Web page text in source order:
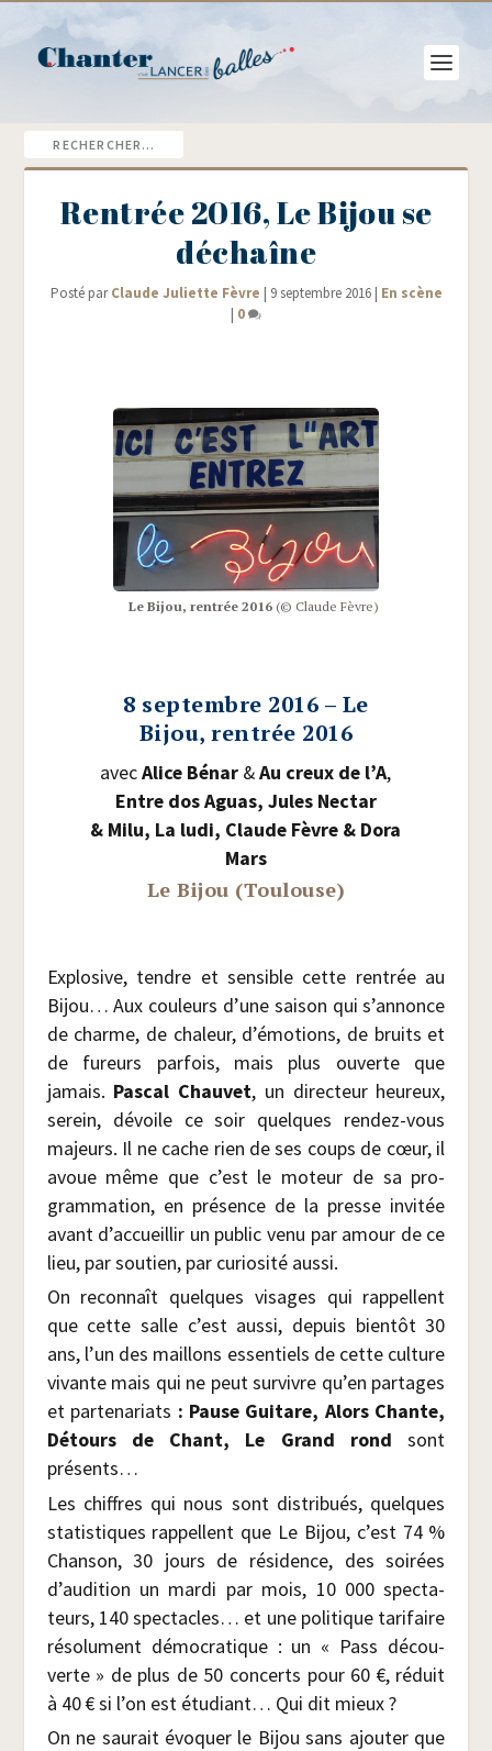
Rentrée 2016, Le Bijou se
déchaîne
Posté parClaude Juliette Fèvre | 9 septembre 2016| En scène
| 0
Le Bijou, ren­trée 2016(© Claude Fèvre)
8 septembre 2016 – Le
Bijou, rentrée 2016
avecAlice Bénar &Au creux de l’A,
Entre dos Aguas, Jules Nec­tar
& Milu, La ludi, Claude Fèvre & Dora
Mars
Le Bijou (Toulouse)
Explo­sive, tendre et sen­sible cette ren­trée au
Bijou… Aux cou­leurs d’une sai­son qui s’annonce
de charme, de cha­leur, d’émotions, de bruits et
de fureurs par­fois, mais plus ouverte que
jamais. Pas­cal Chau­vet, un direc­teur heu­reux,
serein, dévoile ce soir quelques ren­dez-vous
majeurs. Il ne cache rien de ses coups de cœur, il
avoue même que c’est le moteur de sa pro­
gram­ma­tion, en pré­sence de la presse invi­tée
avant d’accueillir un public venu par amour de ce
lieu, par sou­tien, par curio­si­té aussi.
On recon­naît quelques visages qui rap­pellent
que cette salle c’est aus­si, depuis bien­tôt 30
ans, l’un des maillons essen­tiels de cette culture
vivante mais qui ne peut sur­vivre qu’en par­tages
et par­te­na­riats : Pause Gui­tare, Alors Chante,
Détours de Chant, Le Grand rond sont
présents…
Les chiffres qui nous sont dis­tri­bués, quelques
sta­tis­tiques rap­pellent que Le Bijou, c’est 74 %
Chan­son, 30 jours de rési­dence, des soi­rées
d’audition un mar­di par mois, 10 000 spec­ta­
teurs, 140 spec­tacles… et une poli­tique tari­faire
réso­lu­ment démo­cra­tique : un « Pass décou­
verte » de plus de 50 concerts pour 60 €, réduit
à 40 € si l’on est étu­diant… Qui dit mieux ?
On ne sau­rait évo­quer le Bijou sans ajou­ter que